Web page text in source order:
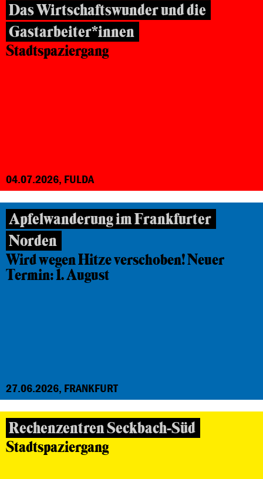
Das Wirtschaftswunder und die
Gastarbeiter*innen
Stadtspaziergang
04.07.2026, FULDA
Apfelwanderung im Frankfurter
Norden
Wird wegen Hitze verschoben! Neuer
Termin: 1. August
27.06.2026, FRANKFURT
Rechenzentren Seckbach-Süd
Stadtspaziergang